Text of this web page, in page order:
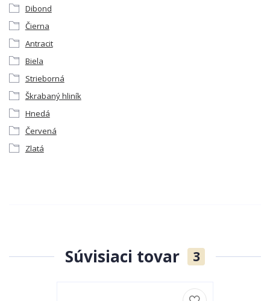
Dibond
Čierna
Antracit
Biela
Strieborná
Škrabaný hliník
Hnedá
Červená
Zlatá
Súvisiaci tovar 3